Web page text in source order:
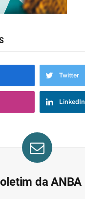
Twitter
LinkedIn
da ANBA